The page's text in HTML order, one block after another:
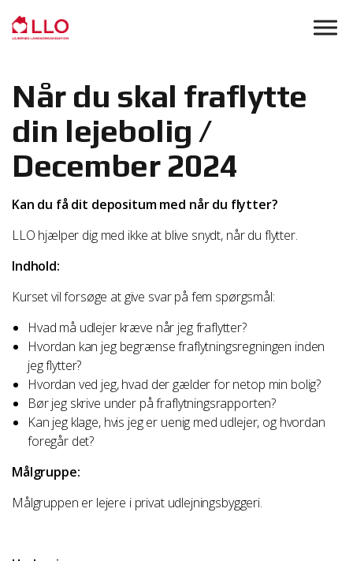
Når du skal fraflytte
din lejebolig /
December 2024
Kan du få dit depositum med når du flytter?
LLO hjælper dig med ikke at blive snydt, når du flytter.
Indhold:
Kurset vil forsøge at give svar på fem spørgsmål:
Hvad må udlejer kræve når jeg fraflytter?
Hvordan kan jeg begrænse fraflytningsregningen inden
jeg flytter?
Hvordan ved jeg, hvad der gælder for netop min bolig?
Bør jeg skrive under på fraflytningsrapporten?
Kan jeg klage, hvis jeg er uenig med udlejer, og hvordan
foregår det?
Målgruppe:
Målgruppen er lejere i privat udlejningsbyggeri.